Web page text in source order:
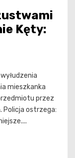
Kęty:
mieszkanka
przez
Policja ostrzega: